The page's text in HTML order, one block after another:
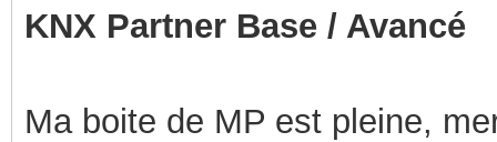
KNX Partner Base / Avancé
Ma boite de MP est pleine,